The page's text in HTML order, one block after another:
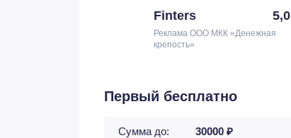
Finters 5,0
Реклама ООО МКК «Денежная
крепость»
Первый бесплатно
Сумма до: 30000 ₽